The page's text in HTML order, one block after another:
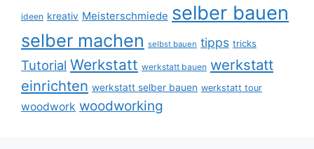
ideen kreativ Meisterschmiede selber bauen
selber machen selbst bauen tipps tricks
Tutorial Werkstatt werkstatt bauen werkstatt
einrichten werkstatt selber bauen werkstatt tour
woodwork woodworking